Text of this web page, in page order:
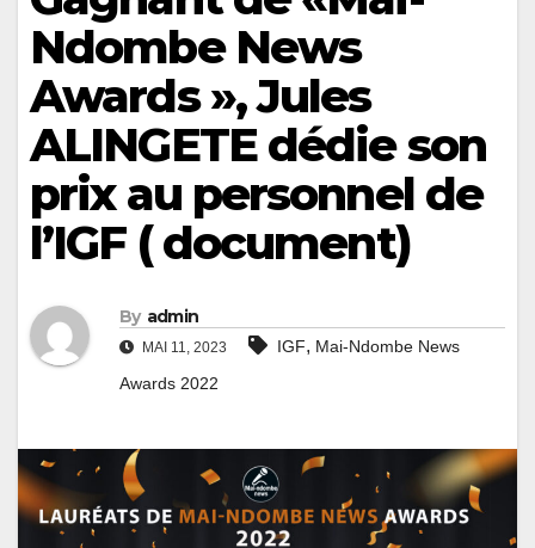
Ndombe News
Awards », Jules
ALINGETE dédie son
prix au personnel de
l’IGF ( document)
By admin
MAI 11, 2023 IGF, Mai-Ndombe News
Awards 2022